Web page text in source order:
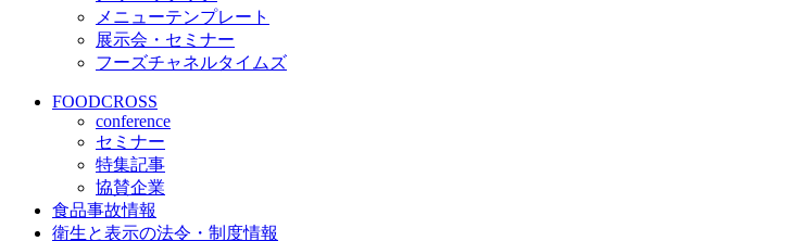
メニューテンプレート
展示会・セミナー
フーズチャネルタイムズ
FOODCROSS
conference
セミナー
特集記事
協賛企業
食品事故情報
衛生と表示の法令・制度情報